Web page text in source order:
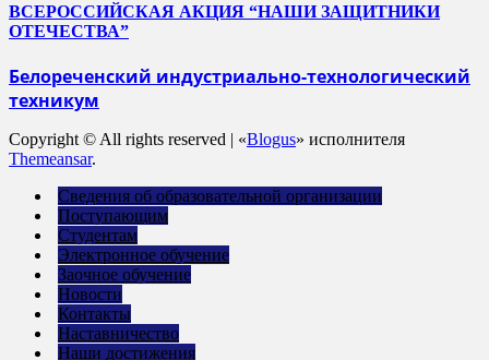
ВСЕРОССИЙСКАЯ АКЦИЯ “НАШИ ЗАЩИТНИКИ
ОТЕЧЕСТВА”
Белореченский индустриально-технологический
техникум
Copyright © All rights reserved | «Blogus» исполнителя
Themeansar.
Сведения об образовательной организации
Поступающим
Студентам
Электронное обучение
Заочное обучение
Новости
Контакты
Наставничество
Наши достижения